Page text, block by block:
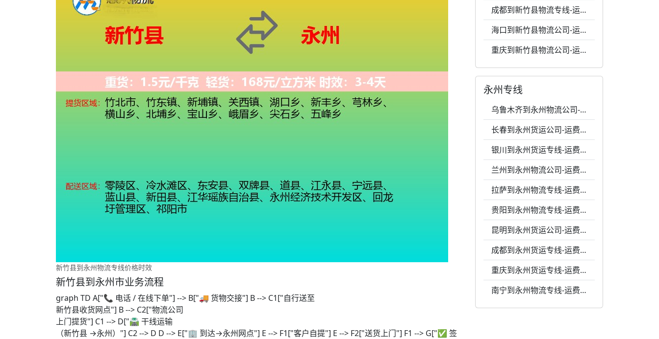
新竹县到永州物流专线价格时效
新竹县到永州市业务流程
graph TD A["📞 电话 / 在线下单"] --> B["🚚 货物交接"] B --> C1["自行送至
新竹县收货网点"] B --> C2["物流公司
上门提货"] C1 --> D["🛣️ 干线运输
（新竹县 →永州）"] C2 --> D D --> E["🏢 到达→永州网点"] E --> F1["客户自提"] E --> F2["送货上门"] F1 --> G["✅ 签
成都到新竹县物流专线-运费0.55元每公斤-天天发车
海口到新竹县物流公司-运费0.47元1公斤-每天发车
重庆到新竹县物流公司-运费0.52元1千克-全程跟踪
永州专线
乌鲁木齐到永州物流公司-运费0.71元每公斤-价格透明
长春到永州货运公司-运费0.62元每千克-天天发车
银川到永州货运专线-运费0.5元每千克-价格透明
兰州到永州物流公司-运费0.48元每千克-高效响应
拉萨到永州物流专线-运费0.59元一公斤-天天发车
贵阳到永州物流专线-运费0.37元一千克-天天发车
昆明到永州货运公司-运费0.43元每千克-天天发车
成都到永州货运专线-运费0.42元1公斤-灵活调度
重庆到永州货运专线-运费0.39元1千克-专业包装
南宁到永州物流专线-运费0.37元一公斤-每天发车